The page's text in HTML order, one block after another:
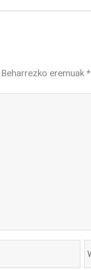
Beharrezko eremuak *